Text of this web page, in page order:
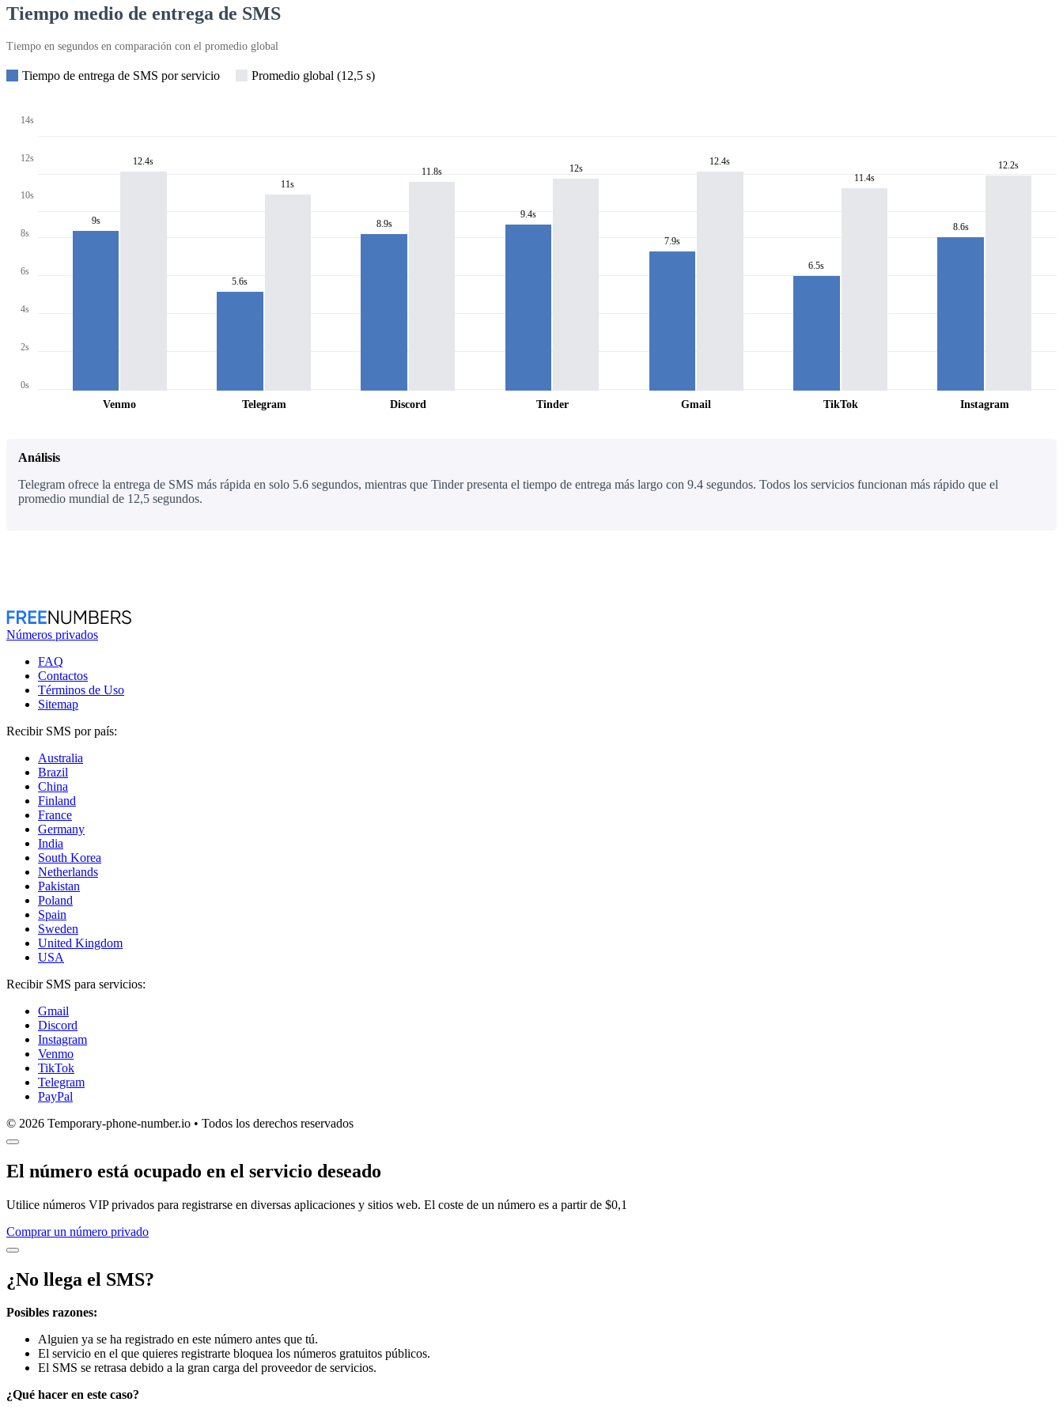
Tiempo medio de entrega de SMS
Tiempo en segundos en comparación con el promedio global
Tiempo de entrega de SMS por servicio Promedio global (12,5 s)
14s
12s
10s
8s
6s
4s
2s
0s
9s
12.4s
Venmo
5.6s
11s
Telegram
8.9s
11.8s
Discord
9.4s
12s
Tinder
7.9s
12.4s
Gmail
6.5s
11.4s
TikTok
8.6s
12.2s
Instagram
Análisis
Telegram ofrece la entrega de SMS más rápida en solo 5.6 segundos, mientras que Tinder presenta el tiempo de entrega más largo con 9.4 segundos. Todos los servicios funcionan más rápido que el
promedio mundial de 12,5 segundos.
Números privados
FAQ
Contactos
Términos de Uso
Sitemap
Recibir SMS por país:
Australia
Brazil
China
Finland
France
Germany
India
South Korea
Netherlands
Pakistan
Poland
Spain
Sweden
United Kingdom
USA
Recibir SMS para servicios:
Gmail
Discord
Instagram
Venmo
TikTok
Telegram
PayPal
© 2026 Temporary-phone-number.io • Todos los derechos reservados
El número está ocupado en el servicio deseado
Utilice números VIP privados para registrarse en diversas aplicaciones y sitios web. El coste de un número es a partir de $0,1
Comprar un número privado
¿No llega el SMS?
Posibles razones:
Alguien ya se ha registrado en este número antes que tú.
El servicio en el que quieres registrarte bloquea los números gratuitos públicos.
El SMS se retrasa debido a la gran carga del proveedor de servicios.
¿Qué hacer en este caso?